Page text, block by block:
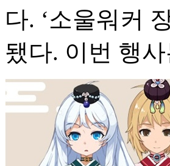
다. ‘소울워커
됐다. 이번 행